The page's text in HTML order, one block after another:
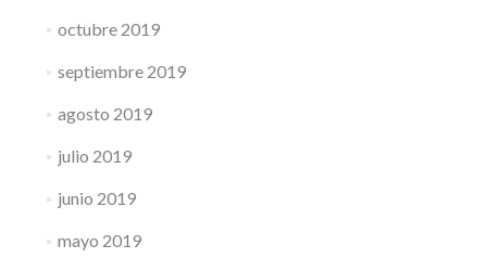
octubre 2019
septiembre 2019
agosto 2019
julio 2019
junio 2019
mayo 2019